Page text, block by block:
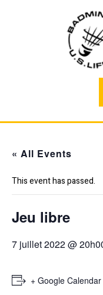
« All Events
This event has passed.
Jeu libre
7 juillet 2022 @
+ Google Calendar